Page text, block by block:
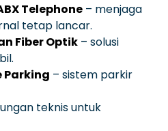
Telephone – menjaga
tetap lancar.
Fiber Optik – solusi
Parking – sistem parkir
teknis untuk